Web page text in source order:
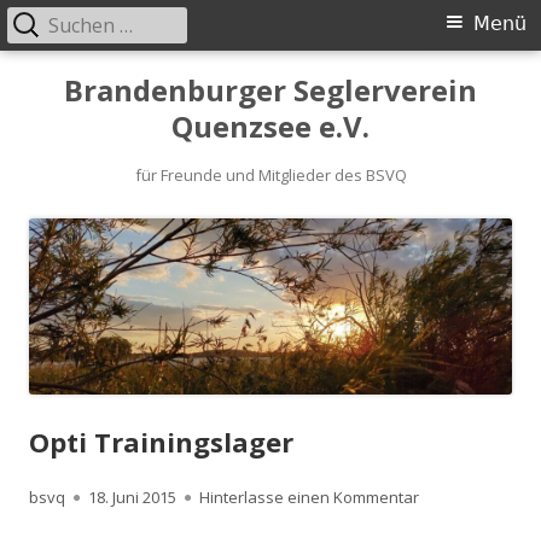
Brandenburger Seglerverein
Quenzsee e.V.
für Freunde und Mitglieder des BSVQ
Primäres
Menü
Menü
Suchen
nach:
Opti Trainingslager
Autor
bsvq
Veröffentlicht
18. Juni 2015 Hinterlasse einen Kommentarzu Opti